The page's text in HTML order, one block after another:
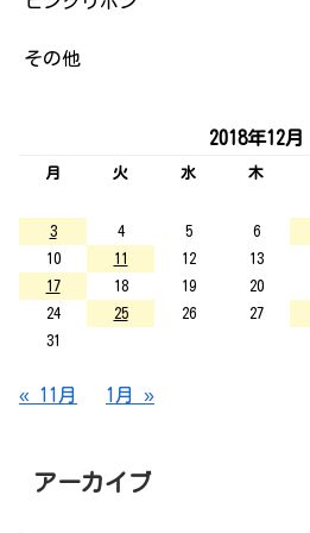
その他
2018年12月
月 火 水 木
3
4 5 6
10
11 12 13
17
18 19 20
24
25 26 27
31
« 11月 1月 »
アーカイブ